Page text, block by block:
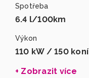
Spotřeba
6.4 l/100km
Výkon
110 kW / 150 koní
+ Zobrazit více